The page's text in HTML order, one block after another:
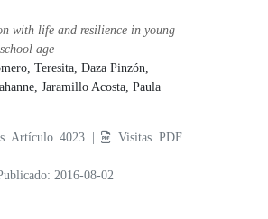
with life and resilience in young
age
Teresita,Daza Pinzón,
Jaramillo Acosta, Paula
Artículo 4023 |
Visitas PDF
2016-08-02